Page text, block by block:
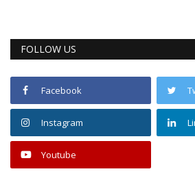
FOLLOW US
Facebook
Instagram
Youtube